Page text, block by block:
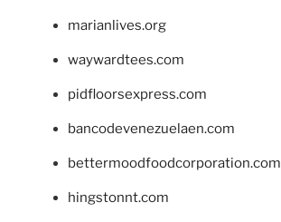
marianlives.org
waywardtees.com
pidfloorsexpress.com
bancodevenezuelaen.com
bettermoodfoodcorporation.com
hingstonnt.com